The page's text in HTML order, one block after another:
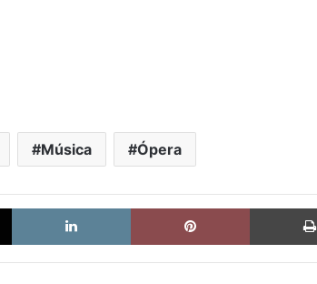
Música Ópera
X LinkedIn Pinterest